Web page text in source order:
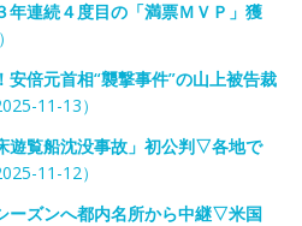
年連続４度目の「満票ＭＶＰ」獲
安倍元首相“襲撃事件”の山上被告裁
11-13）
遊覧船沈没事故」初公判▽各地で
11-12）
ーズンへ都内名所から中継▽米国